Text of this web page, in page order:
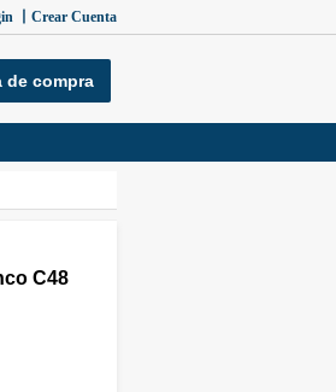
丨 Crear Cuenta
de compra
C48